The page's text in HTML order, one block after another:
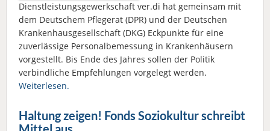
Dienstleistungsgewerkschaft ver.di hat gemeinsam mit
dem Deutschem Pflegerat (DPR) und der Deutschen
Krankenhausgesellschaft (DKG) Eckpunkte für eine
zuverlässige Personalbemessung in Krankenhäusern
vorgestellt. Bis Ende des Jahres sollen der Politik
verbindliche Empfehlungen vorgelegt werden.
Weiterlesen.
Haltung zeigen! Fonds Soziokultur schreibt